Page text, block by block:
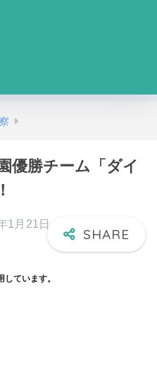
優勝チーム「ダイ
1月21日
ています。